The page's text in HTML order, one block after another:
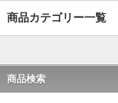
商品カテゴリー一覧
商品検索